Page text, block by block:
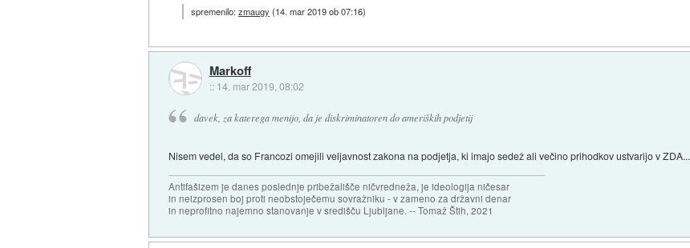
spremenilo:zmaugy (14. mar 2019 ob 07:16)
Markoff
:: 14. mar 2019, 08:02
davek, za katerega menijo, da je diskriminatoren do ameriških podjetij
Nisem vedel, da so Francozi omejili veljavnost zakona na podjetja, ki imajo sedež ali večino prihodkov ustvarijo v ZDA...
Antifašizem je danes poslednje pribežališče ničvredneža, je ideologija ničesar
in neizprosen boj proti neobstoječemu sovražniku - v zameno za državni denar
in neprofitno najemno stanovanje v središču Ljubljane. -- Tomaž Štih, 2021